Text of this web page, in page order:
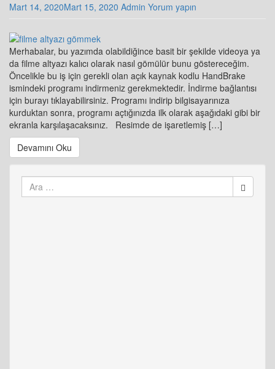
Mart 14, 2020Mart 15, 2020 Admin Yorum yapın
Merhabalar, bu yazımda olabildiğince basit bir şekilde videoya ya
da filme altyazı kalıcı olarak nasıl gömülür bunu göstereceğim.
Öncelikle bu iş için gerekli olan açık kaynak kodlu HandBrake
ismindeki programı indirmeniz gerekmektedir. İndirme bağlantısı
için burayı tıklayabilirsiniz. Programı indirip bilgisayarınıza
kurduktan sonra, programı açtığınızda ilk olarak aşağıdaki gibi bir
ekranla karşılaşacaksınız. Resimde de işaretlemiş […]
Devamını Oku
Arama
yap: